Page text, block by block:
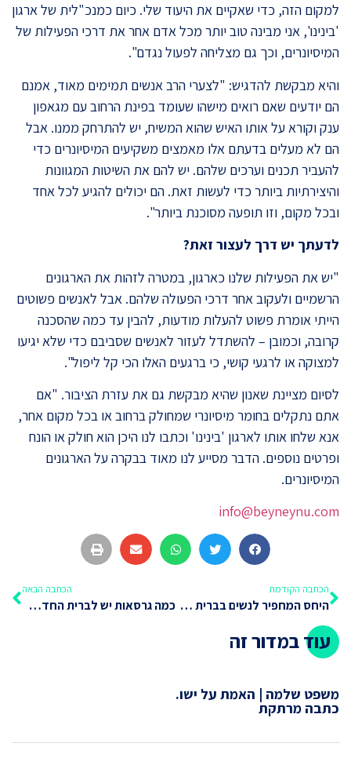
למקום הזה, כדי שאקיים את היעוד שלי. כיום כמנכ"לית של ארגון
'בינינו', אני מבינה טוב יותר מכל אדם אחר את דרכי הפעילות של
המיסיונרים, וכך גם מצליחה לפעול נגדם".
והיא מבקשת להדגיש: "לצערי הרב אנשים תמימים מאוד, אמנם
הם יודעים שאם רואים מישהו שעומד בפינת הרחוב עם מגאפון
ענק וקורא על אותו האיש שהוא המשיח, יש להתרחק ממנו. אבל
הם לא מעלים בדעתם אלו מאמצים משקיעים המיסיונרים כדי
להעביר תכנים וערכים שלהם. יש להם את השיטות המגוונות
והיצירתיות ביותר כדי לעשות זאת. הם יכולים להגיע לכל אחד
ובכל מקום, וזו תופעה מסוכנת ביותר".
לדעתך יש דרך לעצור זאת?
"יש את הפעילות שלנו כארגון, במטרה לזהות את הארגונים
הרשמיים ולעקוב אחר דרכי הפעולה שלהם. אבל לאנשים פשוטים
הייתי אומרת פשוט להעלות מודעות, להבין עד כמה שהסכנה
קרובה, וכמובן – להשתדל לעזור לאנשים שסביבם כדי שלא יגיעו
למצוקה או לרגעי קושי, כי ברגעים האלו הכי קל ליפול".
לסיום מציינת שאנון שהיא מבקשת גם את עזרת הציבור. "אם
אתם נתקלים בחומר מיסיונרי שמחולק ברחוב או בכל מקום אחר,
אנא שלחו אותו לארגון 'בינינו' וכתבו לנו היכן הוא חולק או הונח
ופרטים נוספים. הדבר מסייע לנו מאוד בבקרה על הארגונים
המיסיונרים.
info@beyneynu.com
הכתבה הקודמת
היחס המחפיר לנשים בברית החדשה
הכתבה הבאה
כמה גרסאות יש לברית החדשה? תחזיקו חזק שלא תפלו מהכיסא
עוד במדור זה
משפט שלמה | האמת על ישו.
כתבה מרתקת